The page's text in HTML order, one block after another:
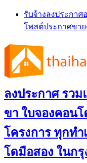
Skip
content
รับจ้างลงประกา
โพสต์ประกาศขา
ลงประกาศ รว
ขา ใบจองคอน
โครงการ ทุกท
โดมือสอง ในกรุ